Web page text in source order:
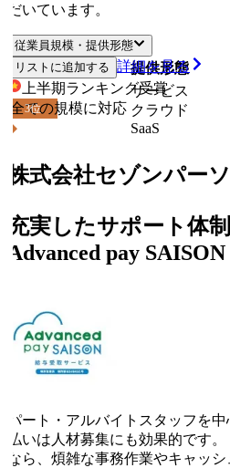
いています。
従業員規模・提供形態
従業員規模 提供形態
ての規模に対応
サービス
クラウド
SaaS
リストに追加する 詳細を見る
上半期ランキング受賞
3位
式会社セゾンパーソ
実したサポート体制
pay SAISON
ート・アルバイトスタッフを中
いは人材募集にも効果的です。
ら、煩雑な事務作業やキャッシ